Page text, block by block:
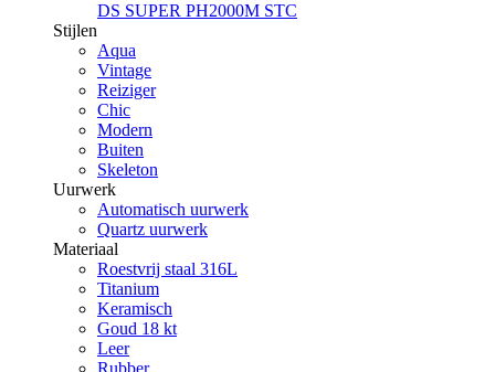
DS SUPER PH2000M STC
Stijlen
Aqua
Vintage
Reiziger
Chic
Modern
Buiten
Skeleton
Uurwerk
Automatisch uurwerk
Quartz uurwerk
Materiaal
Roestvrij staal 316L
Titanium
Keramisch
Goud 18 kt
Leer